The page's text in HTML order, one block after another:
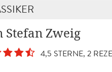
Stefan Zweig
4,5 STERNE, 2